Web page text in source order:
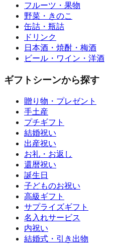
フルーツ・果物
野菜・きのこ
缶詰・瓶詰
ドリンク
日本酒・焼酎・梅酒
ビール・ワイン・洋酒
ギフトシーンから探す
贈り物・プレゼント
手土産
プチギフト
結婚祝い
出産祝い
お礼・お返し
還暦祝い
誕生日
子どものお祝い
高級ギフト
サプライズギフト
名入れサービス
内祝い
結婚式・引き出物